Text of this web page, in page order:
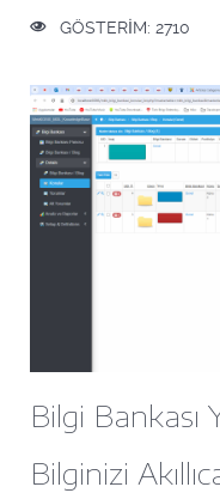
GÖSTERIM: 2710
Bilgi Bankası
Bilginizi